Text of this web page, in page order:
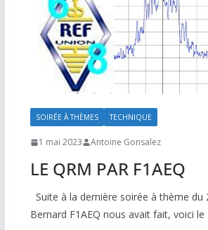
SOIRÉE À THÈMES TECHNIQUE
1 mai 2023 Antoine Gonsalez
LE QRM PAR F1AEQ
Suite à la dernière soirée à thème du
Bernard F1AEQ nous avait fait, voici le